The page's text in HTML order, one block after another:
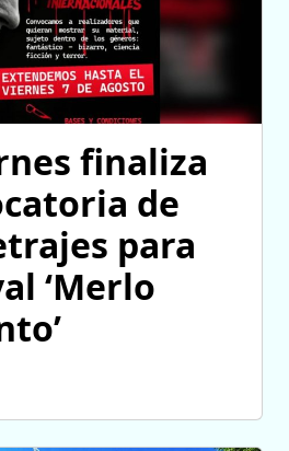
finaliza
de
para
‘Merlo